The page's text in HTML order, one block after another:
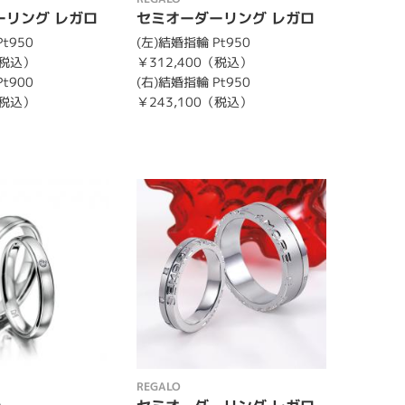
リング レガロ
）
）
セミオーダーリング レガロ
(左)結婚指輪 Pt950
￥312,400（税込）
(右)結婚指輪 Pt950
￥243,100（税込）
REGALO